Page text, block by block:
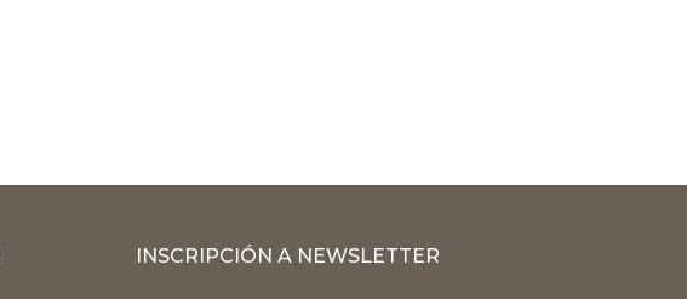
INSCRIPCIÓN A NEWSLETTER